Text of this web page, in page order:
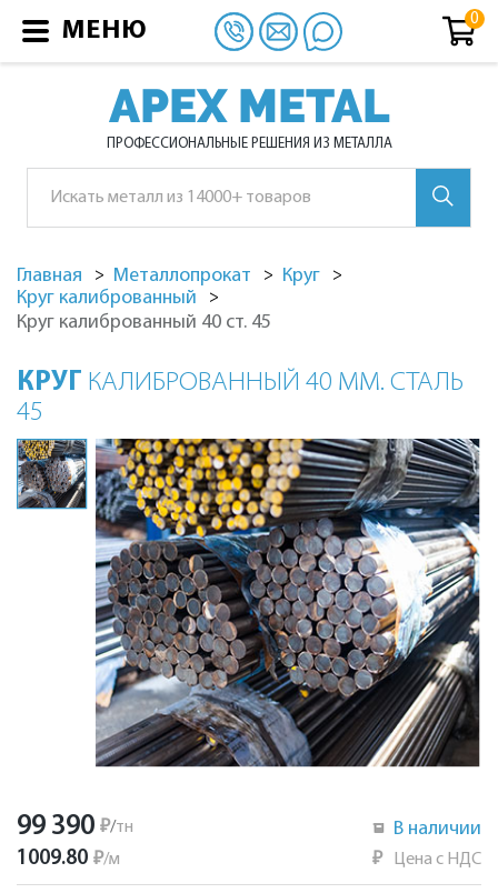
APEX METAL
ПРОФЕССИОНАЛЬНЫЕ РЕШЕНИЯ ИЗ МЕТАЛЛА
Главная Металлопрокат
Круг
Круг калиброванный
Круг калиброванный 40 ст. 45
КРУГ КАЛИБРОВАННЫЙ 40 ММ. СТАЛЬ
45
99 390 ₽/тн
1009.80 ₽/м
В наличии
₽ Цена с НДС
МЕНЮ